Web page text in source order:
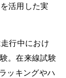
活用した実
行中におけ
。在来線試験
ッキングやハ